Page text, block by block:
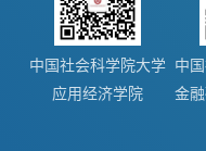
中国社会科学院大学
应用经济学院
中
金